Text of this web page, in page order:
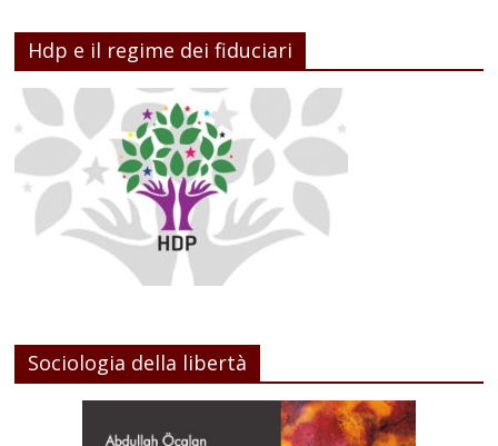
Hdp e il regime dei fiduciari
Sociologia della libertà